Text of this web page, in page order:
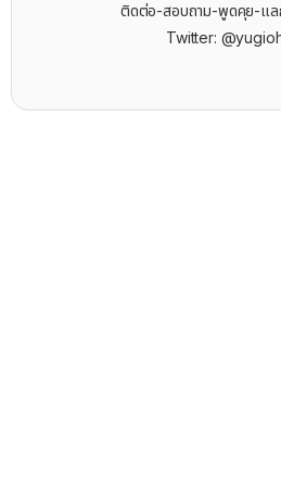
ติดต่อ-สอบถาม-พูดคุย-แล
Twitter: